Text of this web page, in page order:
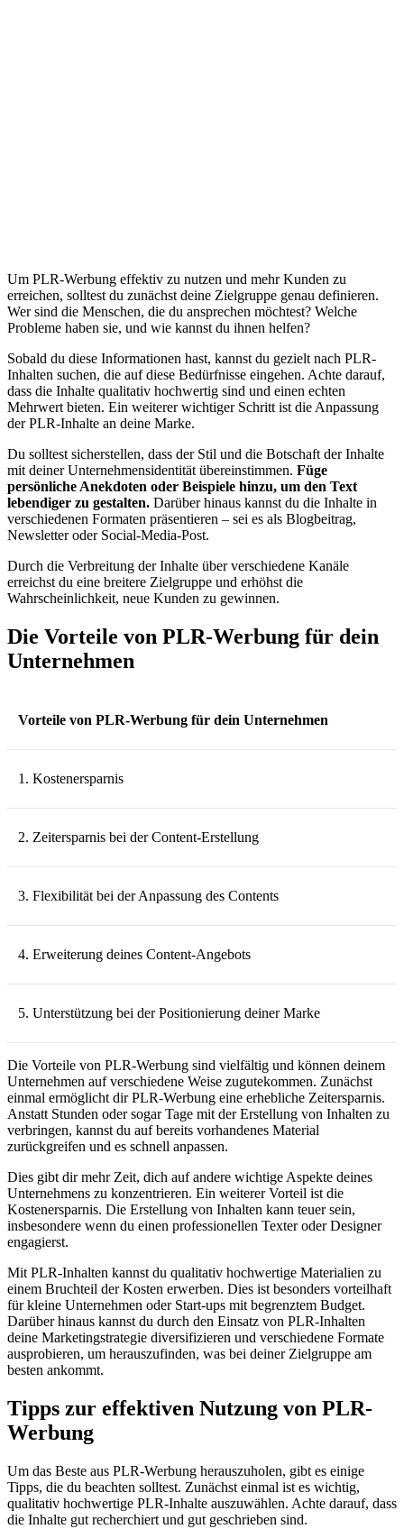
Um PLR-Werbung effektiv zu nutzen und mehr Kunden zu
erreichen, solltest du zunächst deine Zielgruppe genau definieren.
Wer sind die Menschen, die du ansprechen möchtest? Welche
Probleme haben sie, und wie kannst du ihnen helfen?
Sobald du diese Informationen hast, kannst du gezielt nach PLR-
Inhalten suchen, die auf diese Bedürfnisse eingehen. Achte darauf,
dass die Inhalte qualitativ hochwertig sind und einen echten
Mehrwert bieten. Ein weiterer wichtiger Schritt ist die Anpassung
der PLR-Inhalte an deine Marke.
Du solltest sicherstellen, dass der Stil und die Botschaft der Inhalte
mit deiner Unternehmensidentität übereinstimmen. Füge
persönliche Anekdoten oder Beispiele hinzu, um den Text
lebendiger zu gestalten. Darüber hinaus kannst du die Inhalte in
verschiedenen Formaten präsentieren – sei es als Blogbeitrag,
Newsletter oder Social-Media-Post.
Durch die Verbreitung der Inhalte über verschiedene Kanäle
erreichst du eine breitere Zielgruppe und erhöhst die
Wahrscheinlichkeit, neue Kunden zu gewinnen.
Die Vorteile von PLR-Werbung für dein
Unternehmen
Vorteile von PLR-Werbung für dein Unternehmen
1. Kostenersparnis
2. Zeitersparnis bei der Content-Erstellung
3. Flexibilität bei der Anpassung des Contents
4. Erweiterung deines Content-Angebots
5. Unterstützung bei der Positionierung deiner Marke
Die Vorteile von PLR-Werbung sind vielfältig und können deinem
Unternehmen auf verschiedene Weise zugutekommen. Zunächst
einmal ermöglicht dir PLR-Werbung eine erhebliche Zeitersparnis.
Anstatt Stunden oder sogar Tage mit der Erstellung von Inhalten zu
verbringen, kannst du auf bereits vorhandenes Material
zurückgreifen und es schnell anpassen.
Dies gibt dir mehr Zeit, dich auf andere wichtige Aspekte deines
Unternehmens zu konzentrieren. Ein weiterer Vorteil ist die
Kostenersparnis. Die Erstellung von Inhalten kann teuer sein,
insbesondere wenn du einen professionellen Texter oder Designer
engagierst.
Mit PLR-Inhalten kannst du qualitativ hochwertige Materialien zu
einem Bruchteil der Kosten erwerben. Dies ist besonders vorteilhaft
für kleine Unternehmen oder Start-ups mit begrenztem Budget.
Darüber hinaus kannst du durch den Einsatz von PLR-Inhalten
deine Marketingstrategie diversifizieren und verschiedene Formate
ausprobieren, um herauszufinden, was bei deiner Zielgruppe am
besten ankommt.
Tipps zur effektiven Nutzung von PLR-
Werbung
Um das Beste aus PLR-Werbung herauszuholen, gibt es einige
Tipps, die du beachten solltest. Zunächst einmal ist es wichtig,
qualitativ hochwertige PLR-Inhalte auszuwählen. Achte darauf, dass
die Inhalte gut recherchiert und gut geschrieben sind.